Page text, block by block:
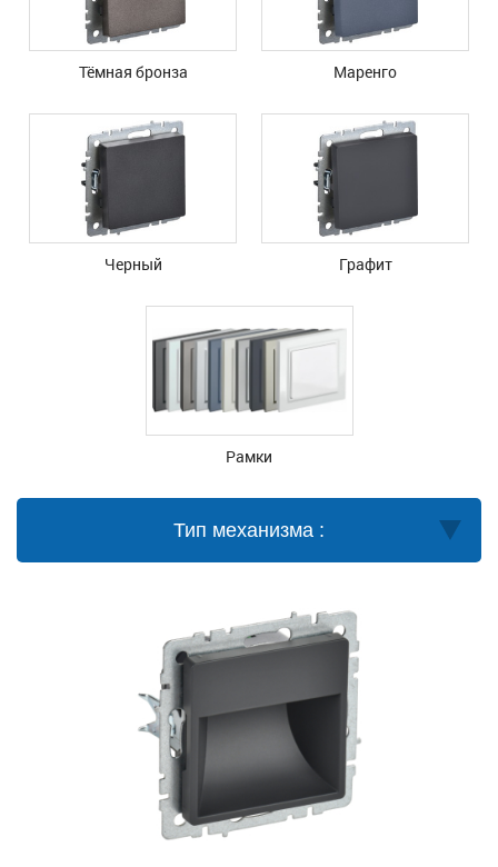
Тёмная бронза Маренго
Черный Графит
Рамки
Тип механизма :